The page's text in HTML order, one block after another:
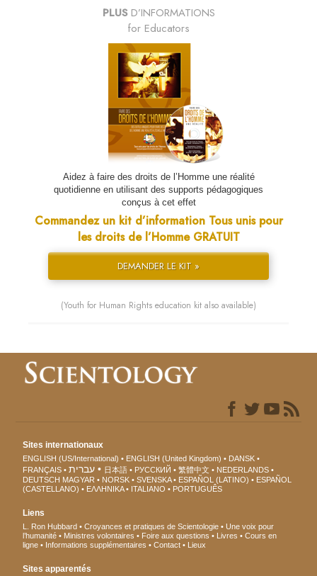
PLUS D’INFORMATIONS
for Educators
Aidez à faire des droits de l’Homme une réalité
quotidienne en utilisant des supports pédagogiques
conçus à cet effet
Commandez un kit d’information Tous unis pour
les droits de l’Homme GRATUIT
DEMANDER LE KIT »
(Youth for Human Rights education kit also available)
Sites internationaux
ENGLISH (US/International) ENGLISH (United Kingdom)
DANSK
FRANÇAIS
עברית 日本語 РУССКИЙ 繁體中文
NEDERLANDS
DEUTSCH MAGYAR NORSK SVENSKA ESPAÑOL (LATINO)
ESPAÑOL
(CASTELLANO)
ΕΛΛΗΝΙΚA ITALIANO PORTUGUÊS
Liens
L. Ron Hubbard Croyances et pratiques de Scientologie
Une voix pour
l’humanité
Ministres volontaires Foire aux questions Livres
Cours en
ligne
Informations supplémentaires Contact Lieux
Sites apparentés